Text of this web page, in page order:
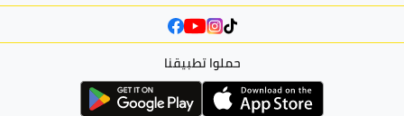
حملوا تطبيقنا